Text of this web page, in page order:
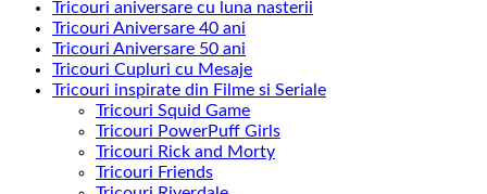
Tricouri aniversare cu luna nasterii
Tricouri Aniversare 40 ani
Tricouri Aniversare 50 ani
Tricouri Cupluri cu Mesaje
Tricouri inspirate din Filme si Seriale
Tricouri Squid Game
Tricouri PowerPuff Girls
Tricouri Rick and Morty
Tricouri Friends